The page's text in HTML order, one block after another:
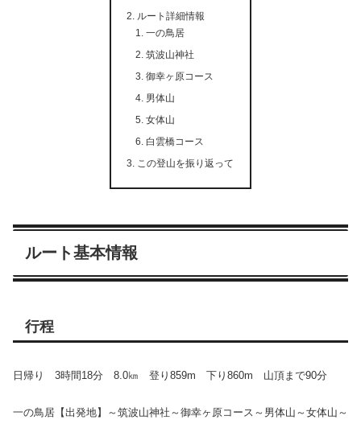
ルート詳細情報
一の鳥居
筑波山神社
御幸ヶ原コース
男体山
女体山
白雲橋コース
この登山を振り返って
ルート基本情報
行程
日帰り 3時間18分 8.0㎞ 登り859m 下り860m 山頂まで90分
一の鳥居【出発地】～筑波山神社～御幸ヶ原コース～男体山～女体山～